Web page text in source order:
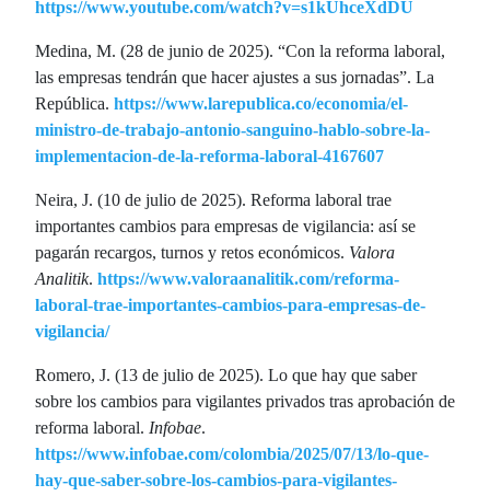
https://www.youtube.com/watch?v=s1kUhceXdDU
Medina, M. (28 de junio de 2025). “Con la reforma laboral,
las empresas tendrán que hacer ajustes a sus jornadas”. La
República. https://www.larepublica.co/economia/el-
ministro-de-trabajo-antonio-sanguino-hablo-sobre-la-
implementacion-de-la-reforma-laboral-4167607
Neira, J. (10 de julio de 2025). Reforma laboral trae
importantes cambios para empresas de vigilancia: así se
pagarán recargos, turnos y retos económicos. Valora
Analitik. https://www.valoraanalitik.com/reforma-
laboral-trae-importantes-cambios-para-empresas-de-
vigilancia/
Romero, J. (13 de julio de 2025). Lo que hay que saber
sobre los cambios para vigilantes privados tras aprobación de
reforma laboral. Infobae.
https://www.infobae.com/colombia/2025/07/13/lo-que-
hay-que-saber-sobre-los-cambios-para-vigilantes-